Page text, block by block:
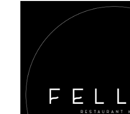
AGGIUNGI AL CARRELLO